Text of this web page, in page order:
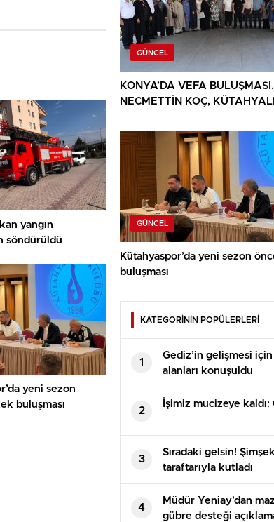
yangın
söndürüldü
yeni sezon
buluşması
GÜNCEL
KONYA’DA VEFA
NECMETTİN KOÇ,
GÜNCEL
Kütahyaspor’da yeni sezon
buluşması
KATEGORİNİN POPÜLERLERİ
1
Gediz’in gelişmesi
alanları konuşuldu
2
İşimiz mucizeye
3
Sıradaki gelsin!
taraftarıyla kutladı
4
Müdür Yeniay’dan
gübre desteği